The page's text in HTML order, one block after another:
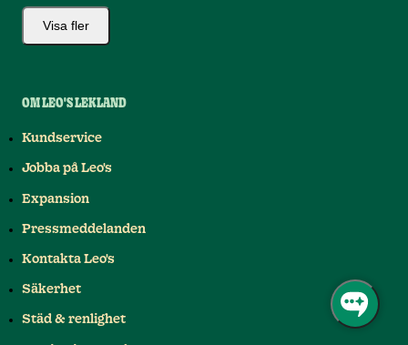
Visa fler
OM LEO'S LEKLAND
Kundservice
Jobba på Leo's
Expansion
Pressmeddelanden
Kontakta Leo's
Säkerhet
Städ & renlighet